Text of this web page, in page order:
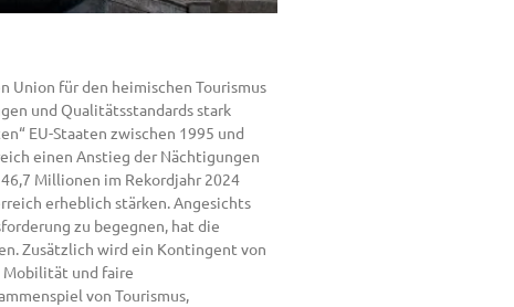
Union für den heimischen Tourismus
und Qualitätsstandards stark
EU-Staaten zwischen 1995 und
einen Anstieg der Nächtigungen
Millionen im Rekordjahr 2024
erheblich stärken. Angesichts
zu begegnen, hat die
Zusätzlich wird ein Kontingent von
Mobilität und faire
von Tourismus,